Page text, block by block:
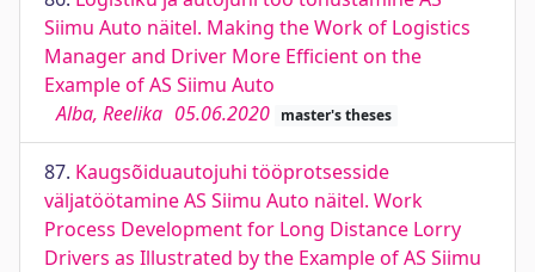
Siimu Auto näitel. Making the Work of Logistics
Manager and Driver More Efficient on the
Example of AS Siimu Auto
Alba, Reelika 05.06.2020 master's theses
87. Kaugsõiduautojuhi tööprotsesside
väljatöötamine AS Siimu Auto näitel. Work
Process Development for Long Distance Lorry
Drivers as Illustrated by the Example of AS Siimu